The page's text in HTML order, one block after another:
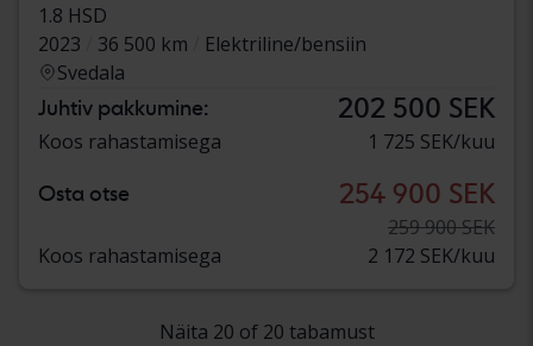
1.8 HSD
2023
36 500 km
Elektriline/bensiin
Svedala
Juhtiv pakkumine: 202 500 SEK
Koos rahastamisega 1 725 SEK/kuu
Osta otse 254 900 SEK
259 900 SEK
Koos rahastamisega
2 172 SEK/kuu
Näita 20 of 20 tabamust